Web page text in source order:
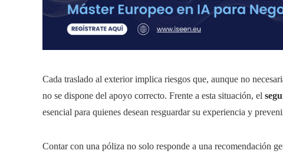
Cada traslado al exterior implica riesgos que, aunque no
no se dispone del apoyo correcto. Frente a esta situación, el
esencial para quienes desean resguardar su experiencia y
Contar con una póliza no solo responde a una recomendación